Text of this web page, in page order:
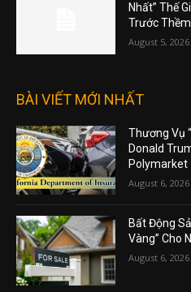
Nhất” Thế
Trước
August 5, 2026
BÀI VIẾT MỚI NHẤT
Thương Vụ
Donald
Polymarket
August 6, 2026
Bất Động
Vàng” Cho
August 6, 2026